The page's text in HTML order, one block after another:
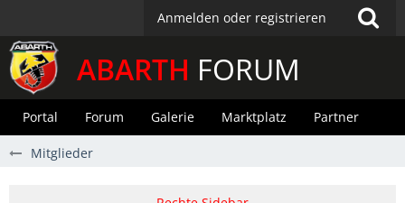
Anmelden oder registrieren
ABARTH FORUM
Portal Forum Galerie Marktplatz Partner
Mitglieder